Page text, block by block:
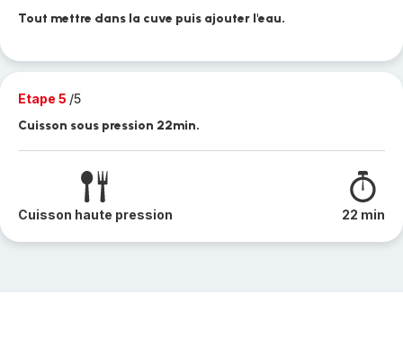
Tout mettre dans la cuve puis ajouter l'eau.
Etape 5 /5
Cuisson sous pression 22min.
Cuisson haute pression 22 min